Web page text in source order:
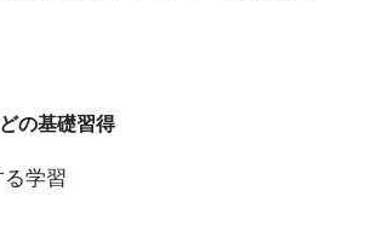
の基礎習得
学習